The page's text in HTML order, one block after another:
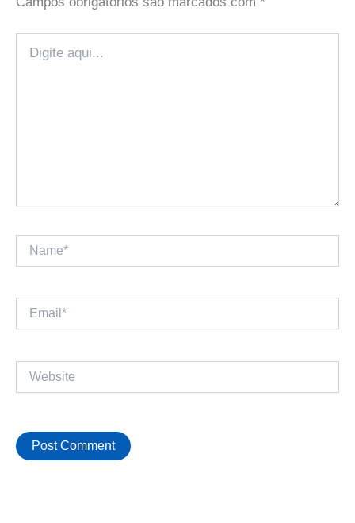
aqui...
Email*
Website